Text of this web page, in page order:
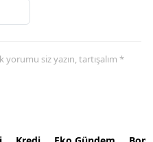
siz yazın, tartışalım *